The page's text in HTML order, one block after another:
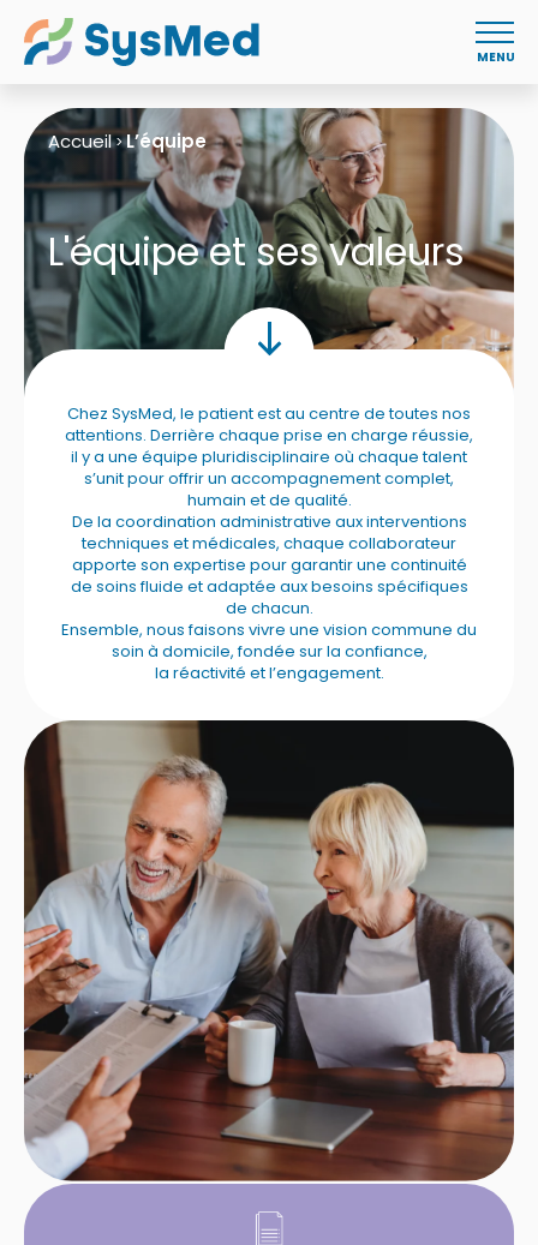
MENU
Accueil>L’équipe
L'équipe et ses valeurs
Chez SysMed, le patient est au centre de toutes nos
attentions. Derrière chaque prise en charge réussie,
il y a une équipe pluridisciplinaire où chaque talent
s’unit pour offrir un accompagnement complet,
humain et de qualité.
De la coordination administrative aux interventions
techniques et médicales, chaque collaborateur
apporte son expertise pour garantir une continuité
de soins fluide et adaptée aux besoins spécifiques
de chacun.
Ensemble, nous faisons vivre une vision commune du
soin à domicile, fondée sur la confiance,
la réactivité et l’engagement.